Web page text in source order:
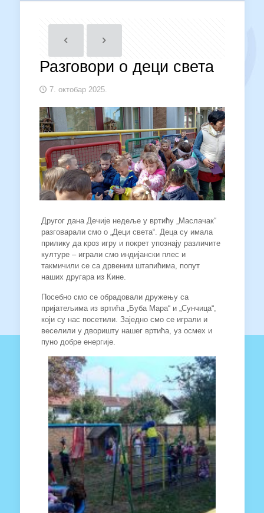
Разговори о деци света
7. октобар 2025.
Другог дана Дечије недеље у вртићу „Маслачак“
разговарали смо о „Деци света“. Деца су имала
прилику да кроз игру и покрет упознају различите
културе – играли смо индијански плес и
такмичили се са дрвеним штапићима, попут
наших другара из Кине.
Посебно смо се обрадовали дружењу са
пријатељима из вртића „Буба Мара“ и „Сунчица“,
који су нас посетили. Заједно смо се играли и
веселили у дворишту нашег вртића, уз осмех и
пуно добре енергије.